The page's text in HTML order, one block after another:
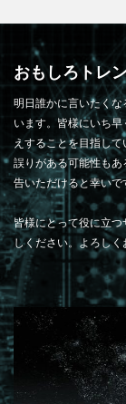
おもしろトレ
明日誰かに言いたく
います。皆様にいち
えすることを目指し
誤りがある可能性も
告いただけると幸い
皆様にとって役に立
しください。よろし